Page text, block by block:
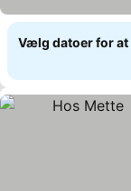
Vælg datoer for